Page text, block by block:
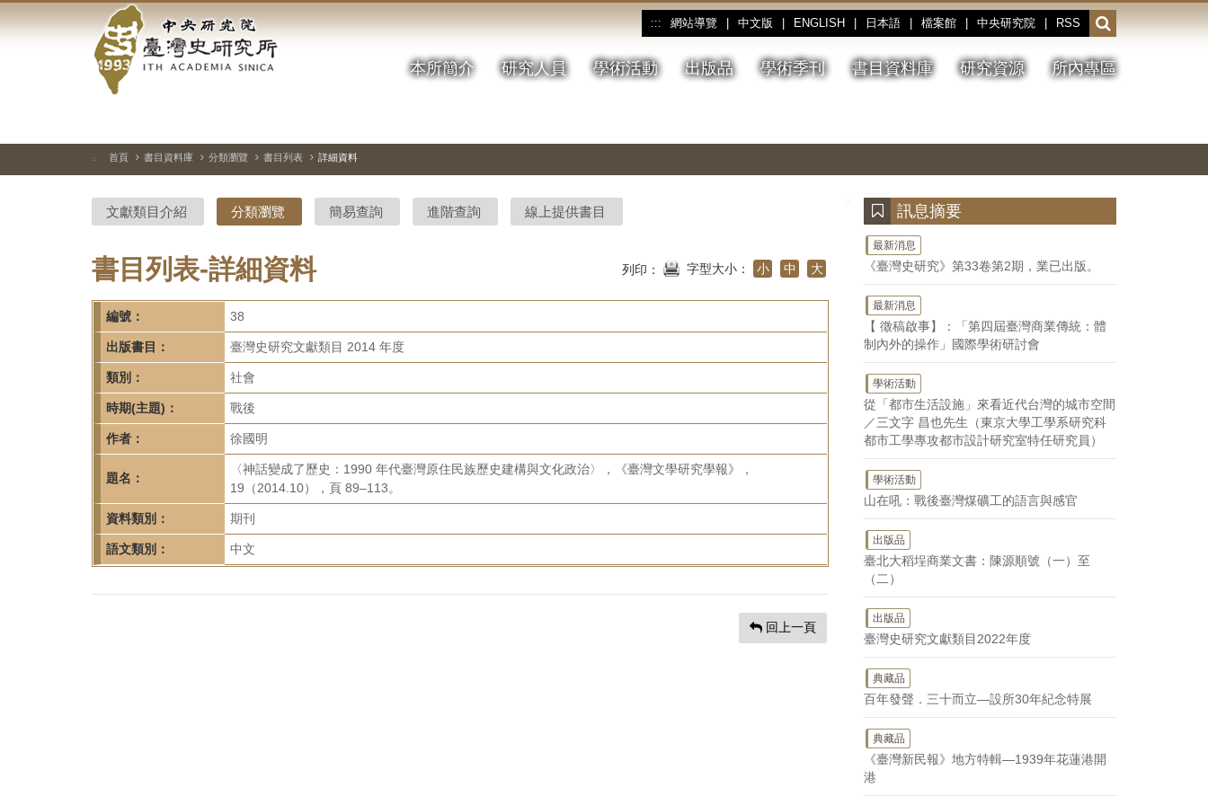
到
中
央
研
院-
臺
灣
史
研
究
所-
首
頁
::: 網站導覽 中文版 ENGLISH 日本語 檔案館 中央研究院 RSS
開
啟
或
收
本所簡介 研究人員 學術活動 出版品 學術季刊 書目資料庫 研究資源 所內專區
停、
圖
圖
結
::: 首頁 書目資料庫 分類瀏覽 書目列表 詳細資料
文獻類目介紹 分類瀏覽 簡易查詢 進階查詢 線上提供書目
書目列表-詳細資料 列印： 字型大小： 小 中 大
編號： 38
出版書目： 臺灣史研究文獻類目 2014 年度
類別： 社會
時期(主題)： 戰後
作者： 徐國明
題名：
〈神話變成了歷史：1990 年代臺灣原住民族歷史建構與文化政治〉，《臺灣文學研究學報》，
19（2014.10），頁 89–113。
資料類別： 期刊
語文類別： 中文
回上一頁
訊息摘要
最新消息
《臺灣史研究》第33卷第2期，業已出版。
最新消息
【 徵稿啟事】：「第四屆臺灣商業傳統：體
制內外的操作」國際學術研討會
學術活動
從「都市生活設施」來看近代台灣的城市空間
／三文字 昌也先生（東京大學工學系研究科
都市工學專攻都市設計研究室特任研究員）
學術活動
山在吼：戰後臺灣煤礦工的語言與感官
出版品
臺北大稻埕商業文書：陳源順號（一）至
（二）
出版品
臺灣史研究文獻類目2022年度
典藏品
百年發聲．三十而立—設所30年紀念特展
典藏品
《臺灣新民報》地方特輯—1939年花蓮港開
港